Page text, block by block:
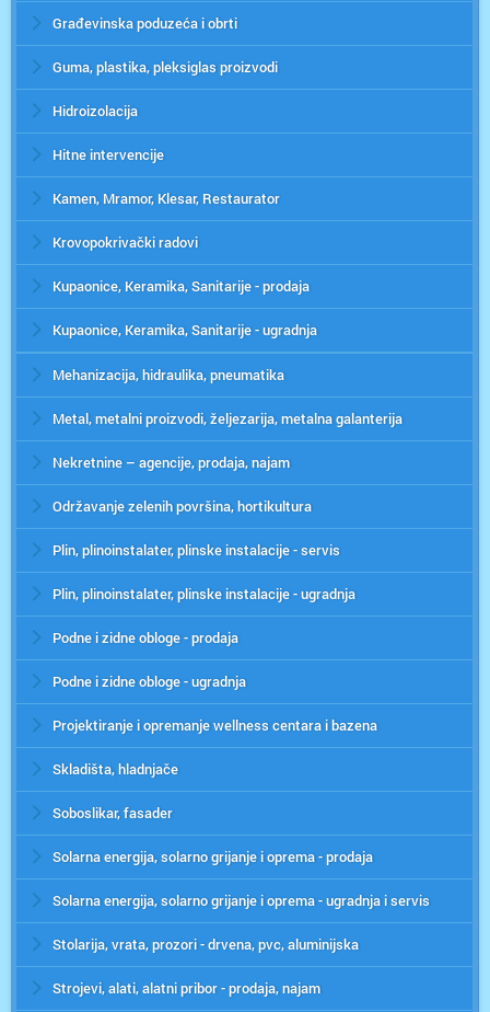
Građevinska poduzeća i obrti
Guma, plastika, pleksiglas proizvodi
Hidroizolacija
Hitne intervencije
Kamen, Mramor, Klesar, Restaurator
Krovopokrivački radovi
Kupaonice, Keramika, Sanitarije - prodaja
Kupaonice, Keramika, Sanitarije - ugradnja
Mehanizacija, hidraulika, pneumatika
Metal, metalni proizvodi, željezarija, metalna galanterija
Nekretnine – agencije, prodaja, najam
Održavanje zelenih površina, hortikultura
Plin, plinoinstalater, plinske instalacije - servis
Plin, plinoinstalater, plinske instalacije - ugradnja
Podne i zidne obloge - prodaja
Podne i zidne obloge - ugradnja
Projektiranje i opremanje wellness centara i bazena
Skladišta, hladnjače
Soboslikar, fasader
Solarna energija, solarno grijanje i oprema - prodaja
Solarna energija, solarno grijanje i oprema - ugradnja i servis
Stolarija, vrata, prozori - drvena, pvc, aluminijska
Strojevi, alati, alatni pribor - prodaja, najam